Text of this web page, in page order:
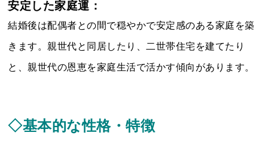
安定した家庭運：
結婚後は配偶者との間で穏やかで安定感のある家庭を築
きます。親世代と同居したり、二世帯住宅を建てたり
と、親世代の恩恵を家庭生活で活かす傾向があります。
◇基本的な性格・特徴